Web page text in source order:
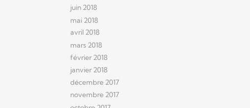
juin 2018
mai 2018
avril 2018
mars 2018
février 2018
janvier 2018
décembre 2017
novembre 2017